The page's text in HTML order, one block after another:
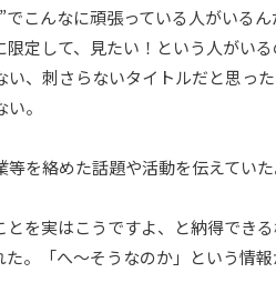
こんなに頑張っている人がいる
定して、見たい！という人がいる
、刺さらないタイトルだと思った
。
を絡めた話題や活動を伝えてい
を実はこうですよ、と納得でき
。「へ～そうなのか」という情